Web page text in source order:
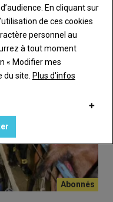
producteurs à
Le chevreaumérite d’être
si les éleveurs eux-
pas en avant, ce sera
des actions
En cliquant sur
de ces cookies
personnel au
à tout moment
« Modifier mes
du site. Plus d'infos